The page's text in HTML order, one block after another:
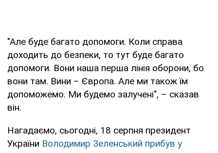
"Але буде багато допомоги. Коли справа
доходить до безпеки, то тут буде багато
допомоги. Вони наша перша лінія оборони, бо
вони там. Вини – Європа. Але ми також їм
допоможемо. Ми будемо залучені", – сказав
він.
Нагадаємо, сьогодні, 18 серпня президент
України Володимир Зеленський прибув у